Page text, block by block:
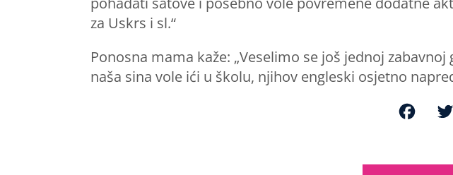
za Uskrs i sl.“
Ponosna mama kaže: „Veselimo se još jednoj
naša sina vole ići u školu, njihov engleski osjetno